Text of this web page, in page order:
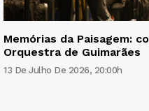
Memórias da Paisagem:
Orquestra de Guimarães
13 De Julho De 2026, 20:00h